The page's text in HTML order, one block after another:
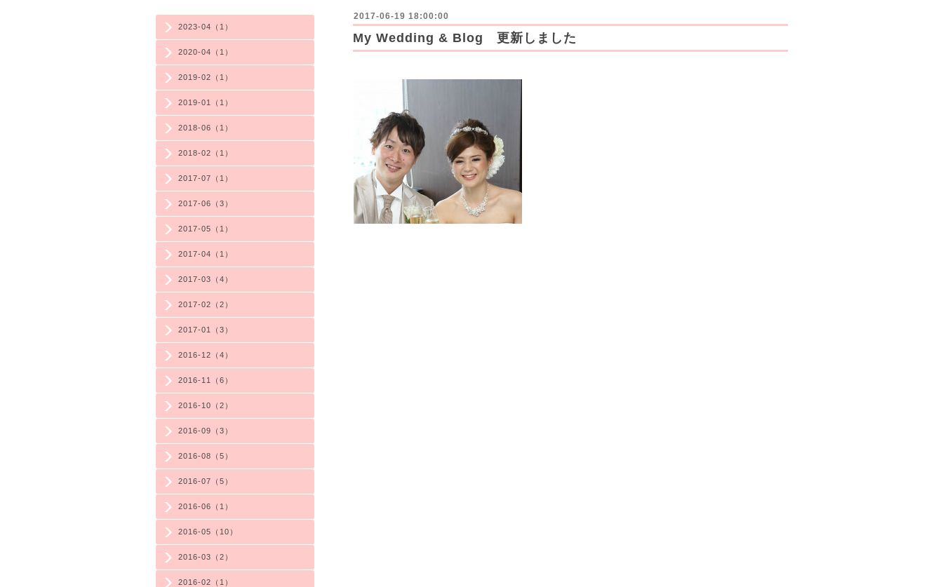
2023-04（1）
2020-04（1）
2019-02（1）
2019-01（1）
2018-06（1）
2018-02（1）
2017-07（1）
2017-06（3）
2017-05（1）
2017-04（1）
2017-03（4）
2017-02（2）
2017-01（3）
2016-12（4）
2016-11（6）
2016-10（2）
2016-09（3）
2016-08（5）
2016-07（5）
2016-06（1）
2016-05（10）
2016-03（2）
2016-02（1）
2017-06-19 18:00:00
My Wedding & Blog 更新しました